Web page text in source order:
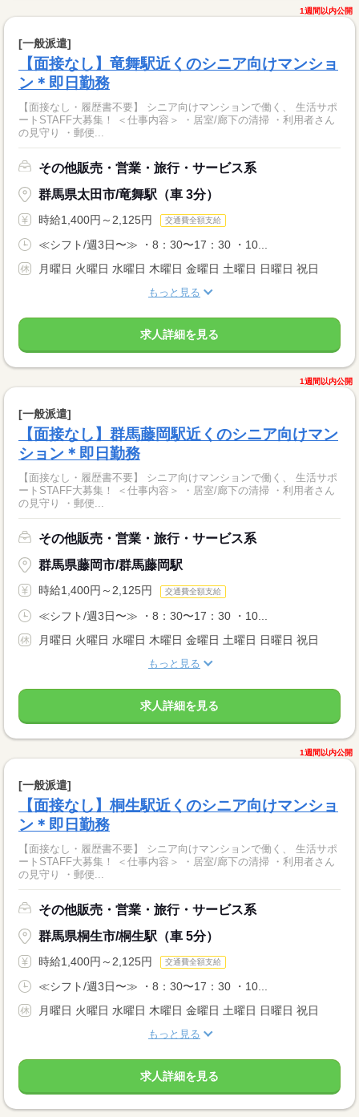
1週間以内公開
[一般派遣]
【面接なし】竜舞駅近くのシニア向けマンショ
ン＊即日勤務
【面接なし・履歴書不要】 シニア向けマンションで働く、 生活サポ
ートSTAFF大募集！ ＜仕事内容＞ ・居室/廊下の清掃 ・利用者さん
の見守り ・郵便...
その他販売・営業・旅行・サービス系
群馬県太田市/竜舞駅（車 3分）
時給1,400円～2,125円 交通費全額支給
≪シフト/週3日〜≫ ・8：30〜17：30 ・10...
月曜日 火曜日 水曜日 木曜日 金曜日 土曜日 日曜日 祝日
もっと見る
求人詳細を見る
1週間以内公開
[一般派遣]
【面接なし】群馬藤岡駅近くのシニア向けマン
ション＊即日勤務
【面接なし・履歴書不要】 シニア向けマンションで働く、 生活サポ
ートSTAFF大募集！ ＜仕事内容＞ ・居室/廊下の清掃 ・利用者さん
の見守り ・郵便...
その他販売・営業・旅行・サービス系
群馬県藤岡市/群馬藤岡駅
時給1,400円～2,125円 交通費全額支給
≪シフト/週3日〜≫ ・8：30〜17：30 ・10...
月曜日 火曜日 水曜日 木曜日 金曜日 土曜日 日曜日 祝日
もっと見る
求人詳細を見る
1週間以内公開
[一般派遣]
【面接なし】桐生駅近くのシニア向けマンショ
ン＊即日勤務
【面接なし・履歴書不要】 シニア向けマンションで働く、 生活サポ
ートSTAFF大募集！ ＜仕事内容＞ ・居室/廊下の清掃 ・利用者さん
の見守り ・郵便...
その他販売・営業・旅行・サービス系
群馬県桐生市/桐生駅（車 5分）
時給1,400円～2,125円 交通費全額支給
≪シフト/週3日〜≫ ・8：30〜17：30 ・10...
月曜日 火曜日 水曜日 木曜日 金曜日 土曜日 日曜日 祝日
もっと見る
求人詳細を見る